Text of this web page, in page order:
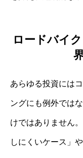
ロードバイ
あらゆる投資には
ングにも例外では
けではありません
しにくいケース」